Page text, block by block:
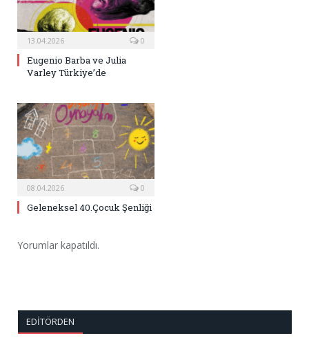
13.04.2026 0
Eugenio Barba ve Julia
Varley Türkiye’de
08.04.2026 0
Geleneksel 40.Çocuk Şenliği
Yorumlar kapatıldı.
EDITÖRDEN